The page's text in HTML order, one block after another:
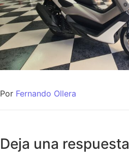
Por Fernando Ollera
Deja una respuesta